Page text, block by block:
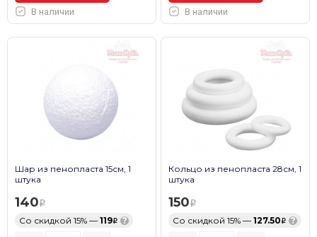
В наличии В наличии
Шар из пенопласта 15см, 1
штука
140
Со скидкой 15% — 119 ?
Кольцо из пенопласта 28см, 1
штука
150
Со скидкой 15% — 127.50 ?